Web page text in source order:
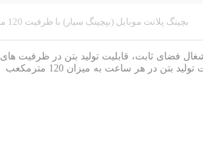
بچینگ پلانت موبایل (بپچینگ سیار) با ظرفیت 120 مترمکعب یتن در ساعت
فضای ثابت، قابلیت تولید بتن در ظرفیت های
بتن در هر ساعت به میزان 120 مترمکعب